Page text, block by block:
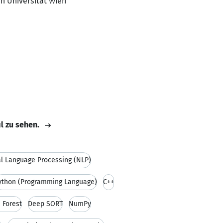
zu sehen.
Language Processing (NLP)
(Programming Language) C++
Forest Deep SORT NumPy